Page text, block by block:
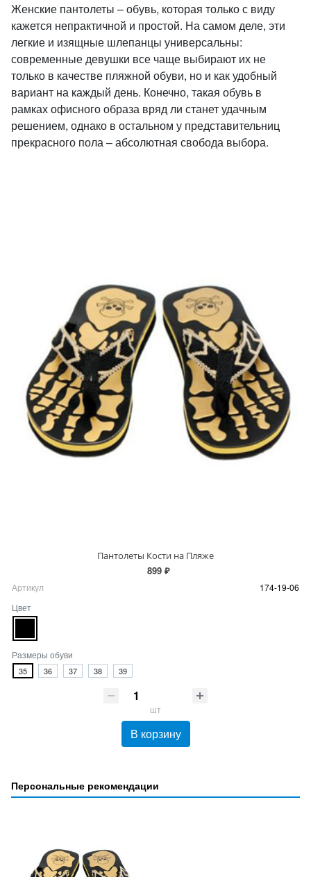
Женские пантолеты – обувь, которая только с виду
кажется непрактичной и простой. На самом деле, эти
легкие и изящные шлепанцы универсальны:
современные девушки все чаще выбирают их не
только в качестве пляжной обуви, но и как удобный
вариант на каждый день. Конечно, такая обувь в
рамках офисного образа вряд ли станет удачным
решением, однако в остальном у представительниц
прекрасного пола – абсолютная свобода выбора.
Пантолеты Кости на Пляже
899 ₽
Артикул
174-19-06
Цвет
Размеры обуви
35 36 37 38 39
шт
В корзину
Персональные рекомендации